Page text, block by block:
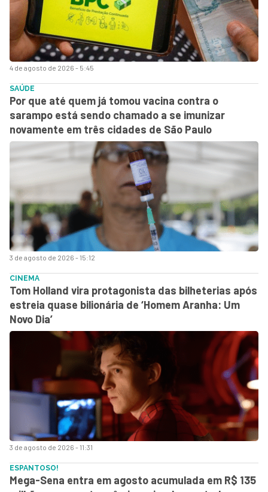
4 de agosto de 2026 - 5:45
3 de agosto de 2026 - 15:12
SAÚDE
Por que até quem já tomou vacina contra o
sarampo está sendo chamado a se imunizar
novamente em três cidades de São Paulo
3 de agosto de 2026 - 11:31
CINEMA
Tom Holland vira protagonista das bilheterias após
estreia quase bilionária de ‘Homem Aranha: Um
Novo Dia’
ESPANTOSO!
Mega-Sena entra em agosto acumulada em R$ 135